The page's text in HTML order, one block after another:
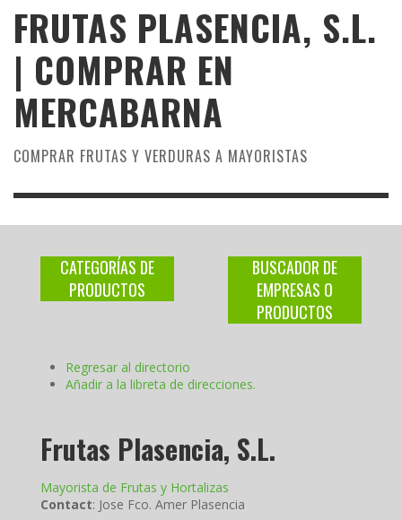
FRUTAS PLASENCIA, S.L.
| COMPRAR EN
MERCABARNA
COMPRAR FRUTAS Y VERDURAS A MAYORISTAS
CATEGORÍAS DE
PRODUCTOS
BUSCADOR DE
EMPRESAS O
PRODUCTOS
Regresar al directorio
Añadir a la libreta de direcciones.
Frutas Plasencia, S.L.
Mayorista de Frutas y Hortalizas
Contact: Jose Fco. Amer Plasencia